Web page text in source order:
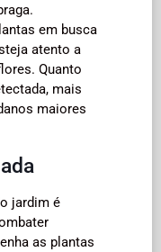
em busca
atento a
Quanto
mais
maiores
jardim é
as plantas